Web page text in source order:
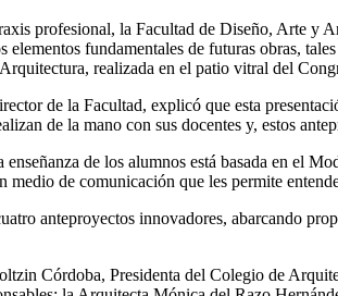
profesional, la Facultad de Diseño, Arte
fundamentales de futuras obras,
realizada en el patio vitral del
de la Facultad, explicó que esta
de la mano con sus docentes y, estos
de los alumnos está basada en el
de comunicación que les permite
anteproyectos innovadores, abarcando
Córdoba, Presidenta del Colegio de